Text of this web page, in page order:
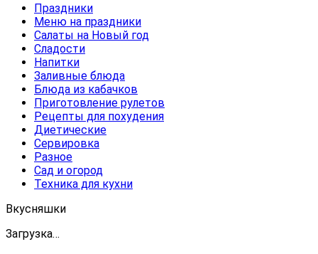
Праздники
Меню на праздники
Салаты на Новый год
Сладости
Напитки
Заливные блюда
Блюда из кабачков
Приготовление рулетов
Рецепты для похудения
Диетические
Сервировка
Разное
Сад и огород
Техника для кухни
Вкусняшки
Загрузка…